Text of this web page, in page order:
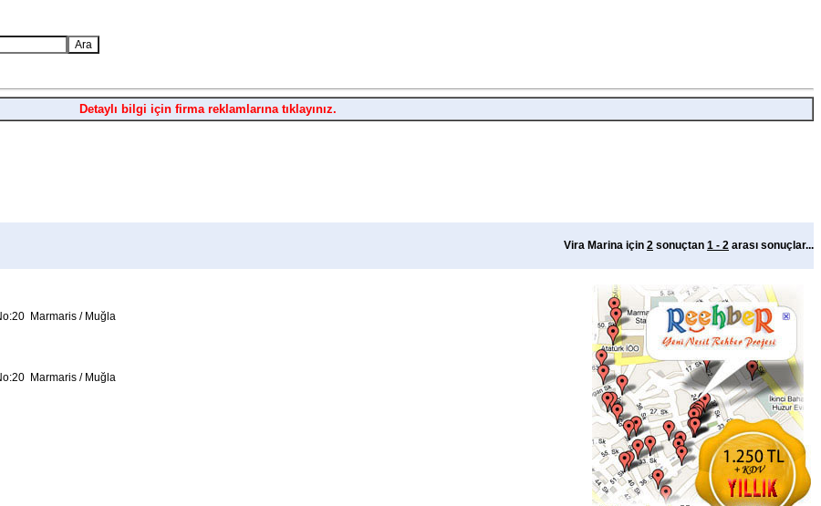
Detaylı bilgi için firma reklamlarına tıklayınız.
Vira Marina için 2 sonuçtan 1 - 2 arası sonuçlar...
Marmaris / Muğla
Marmaris / Muğla